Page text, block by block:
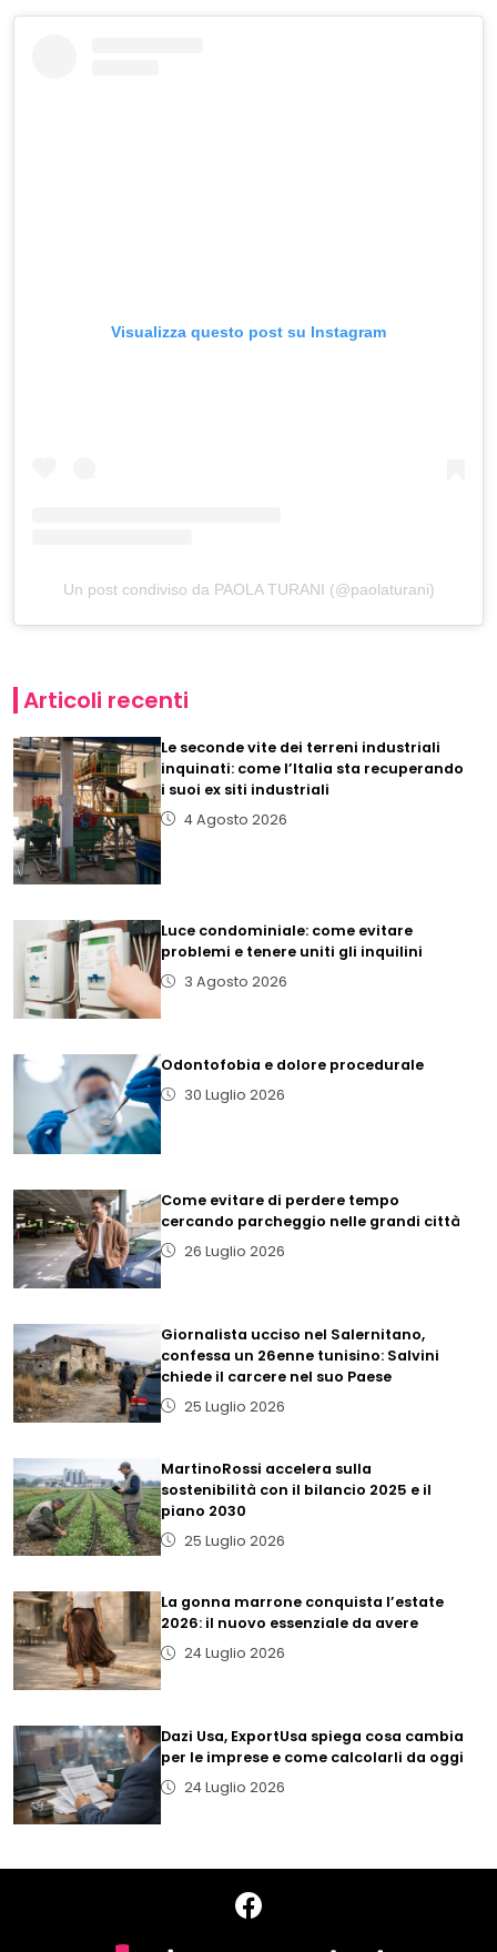
Visualizza questo post su Instagram
Un post condiviso da PAOLA TURANI (@paolaturani)
Articoli recenti
Le seconde vite dei terreni industriali
inquinati: come l’Italia sta recuperando
i suoi ex siti industriali
4 Agosto 2026
Luce condominiale: come evitare
problemi e tenere uniti gli inquilini
3 Agosto 2026
Odontofobia e dolore procedurale
30 Luglio 2026
Come evitare di perdere tempo
cercando parcheggio nelle grandi città
26 Luglio 2026
Giornalista ucciso nel Salernitano,
confessa un 26enne tunisino: Salvini
chiede il carcere nel suo Paese
25 Luglio 2026
MartinoRossi accelera sulla
sostenibilità con il bilancio 2025 e il
piano 2030
25 Luglio 2026
La gonna marrone conquista l’estate
2026: il nuovo essenziale da avere
24 Luglio 2026
Dazi Usa, ExportUsa spiega cosa cambia
per le imprese e come calcolarli da oggi
24 Luglio 2026